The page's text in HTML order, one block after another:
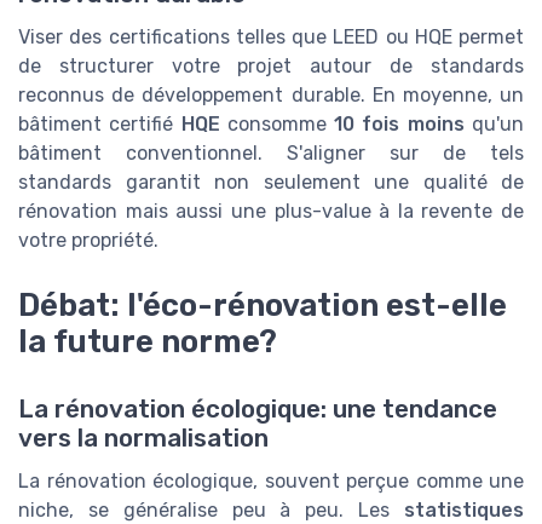
Viser des certifications telles que LEED ou HQE permet
de structurer votre projet autour de standards
reconnus de développement durable. En moyenne, un
bâtiment certifié HQE consomme10 fois moins qu'un
bâtiment conventionnel. S'aligner sur de tels
standards garantit non seulement une qualité de
rénovation mais aussi une plus-value à la revente de
votre propriété.
Débat: l'éco-rénovation est-elle
la future norme?
La rénovation écologique: une tendance
vers la normalisation
La rénovation écologique, souvent perçue comme une
niche, se généralise peu à peu. Les statistiques